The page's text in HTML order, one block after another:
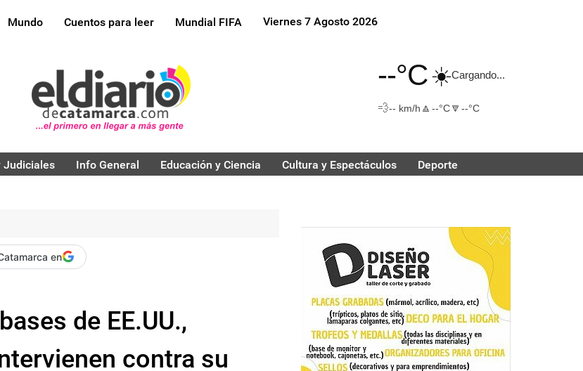
Mundo Cuentos para leer Mundial FIFA Viernes 7 Agosto 2026
--°C☀️Cargando...
💨-- km/h 🔼 --°C🔽 --°C
Judiciales Info General Educación y Ciencia Cultura y Espectáculos Deporte
en
de EE.UU.,
contra su